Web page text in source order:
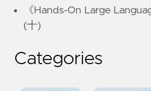
《Hands-On Large
(十)
Categories